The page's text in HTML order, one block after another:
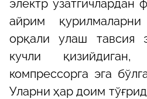
электр узатгичлардан
айрим
орқали улаш тавсия
кучли
компрессорга эга
Уларни ҳар доим